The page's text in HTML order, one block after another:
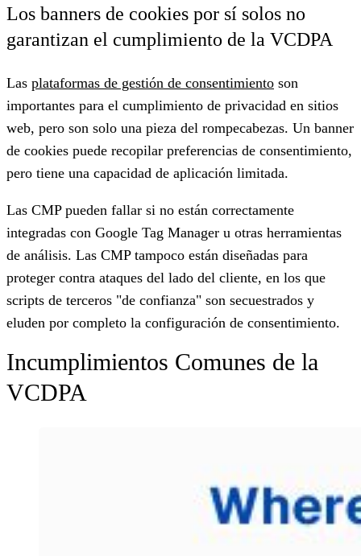
Los banners de cookies por sí solos no
garantizan el cumplimiento de la VCDPA
Las plataformas de gestión de consentimiento son
importantes para el cumplimiento de privacidad en sitios
web, pero son solo una pieza del rompecabezas. Un banner
de cookies puede recopilar preferencias de consentimiento,
pero tiene una capacidad de aplicación limitada.
Las CMP pueden fallar si no están correctamente
integradas con Google Tag Manager u otras herramientas
de análisis. Las CMP tampoco están diseñadas para
proteger contra ataques del lado del cliente, en los que
scripts de terceros "de confianza" son secuestrados y
eluden por completo la configuración de consentimiento.
Incumplimientos Comunes de la
VCDPA